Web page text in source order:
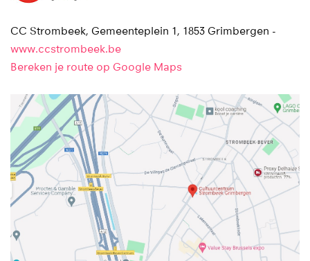
CC Strombeek, Gemeenteplein 1, 1853 Grimbergen -
www.ccstrombeek.be
Bereken je route op Google Maps